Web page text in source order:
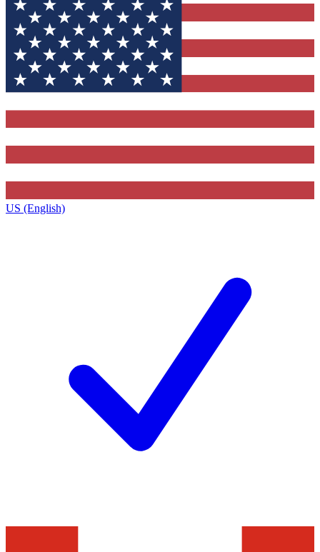
US (English)